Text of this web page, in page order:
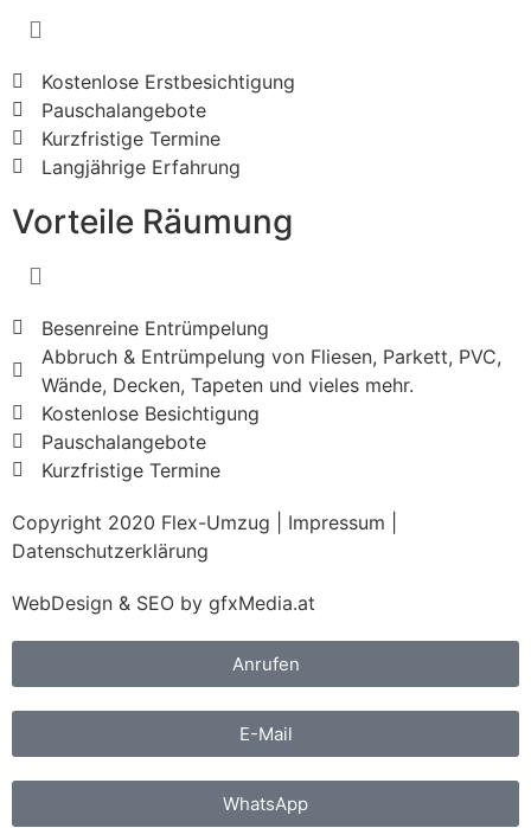
Kostenlose Erstbesichtigung
Pauschalangebote
Kurzfristige Termine
Langjährige Erfahrung
Vorteile Räumung
Besenreine Entrümpelung
Abbruch & Entrümpelung von Fliesen, Parkett, PVC,
Wände, Decken, Tapeten und vieles mehr.
Kostenlose Besichtigung
Pauschalangebote
Kurzfristige Termine
Copyright 2020 Flex-Umzug | Impressum
Datenschutzerklärung
WebDesign & SEO by gfxMedia.at
Anrufen
E-Mail
WhatsApp